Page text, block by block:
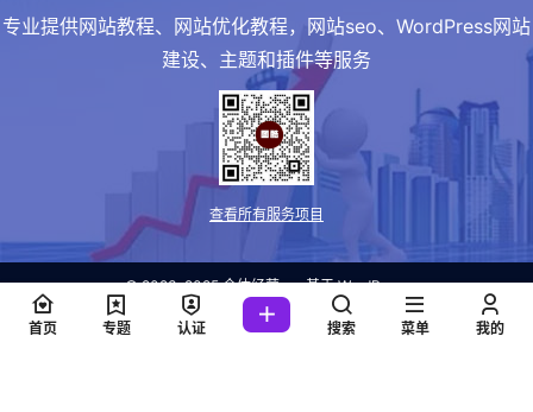
专业提供网站教程、网站优化教程，网站seo、WordPress网站
建设、主题和插件等服务
查看所有服务项目
© 2023-2025个体经营 ・ 基于WordPress
冀ICP备2023026897号
首页 专题 认证 搜索 菜单 我的